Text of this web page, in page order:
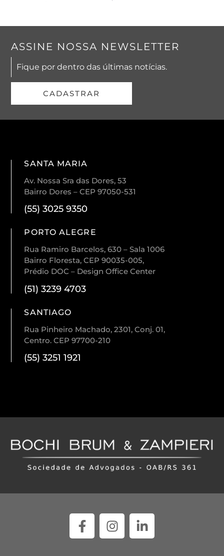
ASSINE NOSSA NEWSLETTER
Fique por dentro das últimas notícias.
CADASTRAR
SANTA MARIA
Av. Nossa Sra das Dores, 53
Bairro Dores – CEP 97050-531
(55) 3025 9350
PORTO ALEGRE
Rua Ramiro Barcelos, 630 – Sala 1006
Bairro Floresta, CEP 90035-005,
Prédio DOC – Design Office Center
(51) 3239 4703
SANTIAGO
Rua Pinheiro Machado, 2301, Conj. 01,
Centro. CEP 97700-210
(55) 3251 1921